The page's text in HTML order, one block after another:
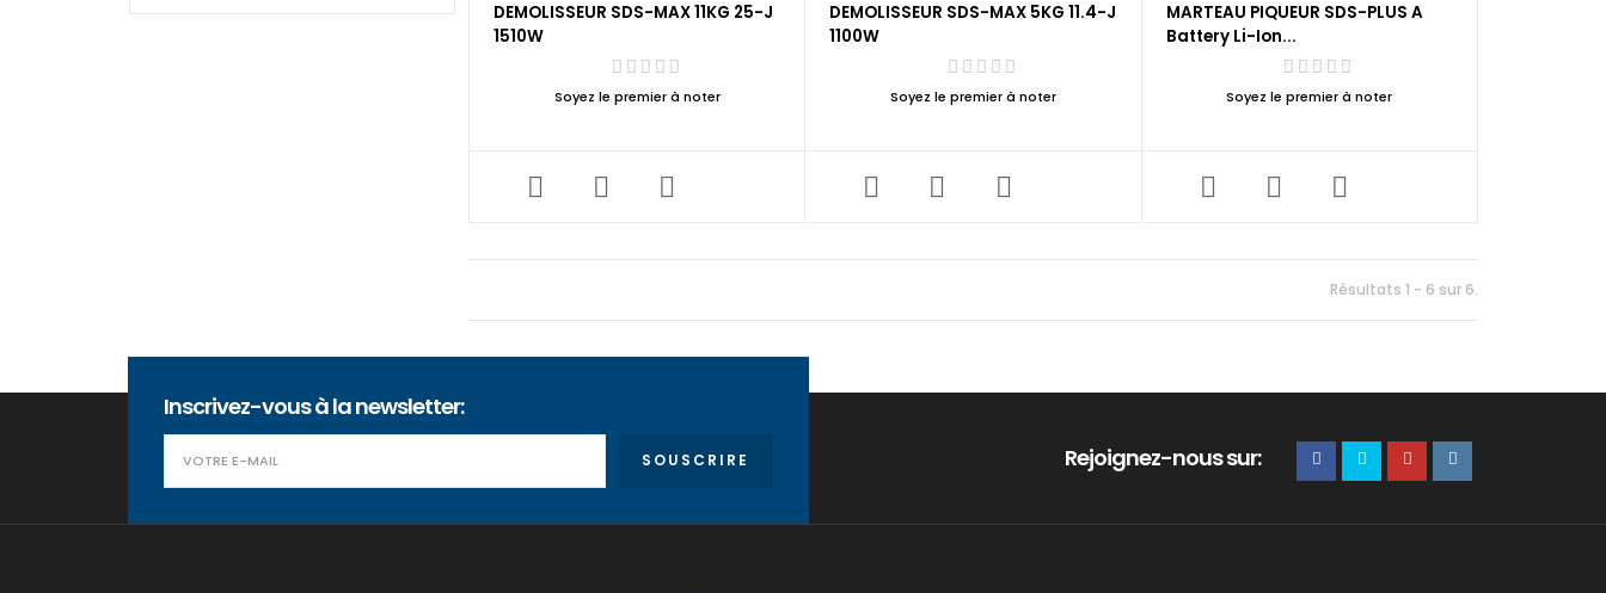
DEMOLISSEUR SDS-MAX 11KG 25-J
1510W
Soyez le premier à noter
DEMOLISSEUR SDS-MAX 5KG 11.4-J
1100W
Soyez le premier à noter
MARTEAU PIQUEUR SDS-PLUS A
Battery Li-Ion...
Soyez le premier à noter
Résultats 1 - 6 sur 6.
Inscrivez-vous à la newsletter:
SOUSCRIRE Rejoignez-nous sur: